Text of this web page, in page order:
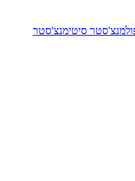
מנצ'סטר סיטימנצ'סטר